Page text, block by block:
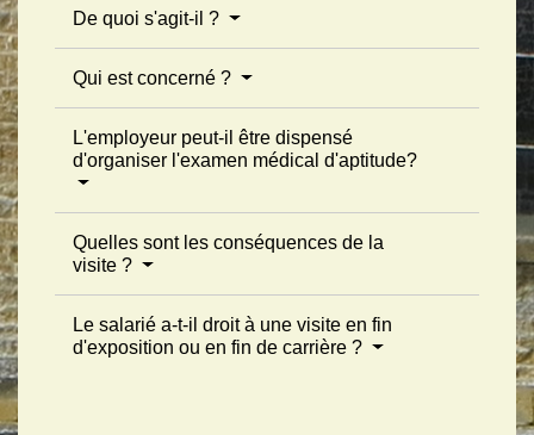
De quoi s'agit-il ?
Qui est concerné ?
L'employeur peut-il être dispensé
d'organiser l'examen médical d'aptitude?
Quelles sont les conséquences de la
visite ?
Le salarié a-t-il droit à une visite en fin
d'exposition ou en fin de carrière ?